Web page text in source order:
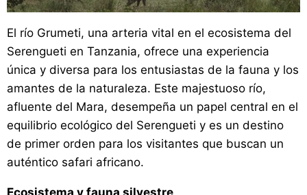
El río Grumeti, una arteria vital en el ecosistema del
Serengueti en Tanzania, ofrece una experiencia
única y diversa para los entusiastas de la fauna y los
amantes de la naturaleza. Este majestuoso río,
afluente del Mara, desempeña un papel central en el
equilibrio ecológico del Serengueti y es un destino
de primer orden para los visitantes que buscan un
auténtico safari africano.